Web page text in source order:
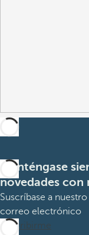
Manténgase
novedades
Suscríbase a
correo electrónico
Suscribirme